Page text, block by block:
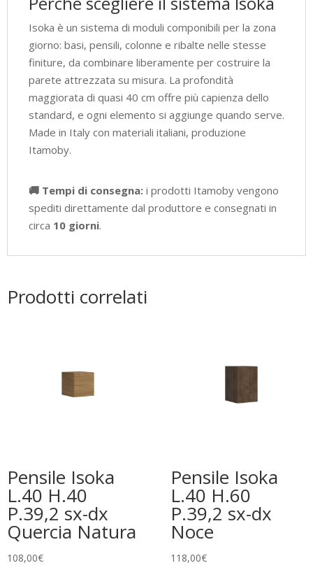
Isoka è un sistema di moduli componibili per la zona
giorno: basi, pensili, colonne e ribalte nelle stesse
finiture, da combinare liberamente per costruire la
parete attrezzata su misura. La profondità
maggiorata di quasi 40 cm offre più capienza dello
standard, e ogni elemento si aggiunge quando serve.
Made in Italy con materiali italiani, produzione
Itamoby.
🚚 Tempi di consegna: i prodotti Itamoby vengono
spediti direttamente dal produttore e consegnati in
circa 10 giorni.
Prodotti correlati
Pensile Isoka
L.40 H.40
P.39,2 sx-dx
Quercia Natura
108,00€
Pensile Isoka
L.40 H.60
P.39,2 sx-dx
Noce
118,00€